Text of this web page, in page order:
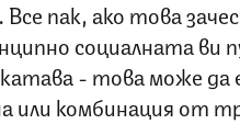
пак, ако това
социалната ви
- това може да
или комбинация от